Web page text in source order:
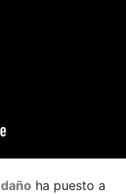
ha puesto a